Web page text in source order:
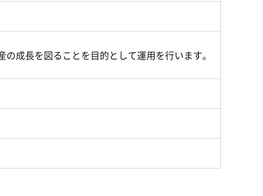
成長を図ることを目的として運用を行います。